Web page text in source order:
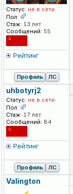
Статус: не в сети
Пол:
Стаж: 13 лет
Сообщений: 55
Рейтинг
Профиль ЛС
uhbotyrj2
Статус: не в сети
Пол:
Стаж: 17 лет
Сообщений: 84
Рейтинг
Профиль ЛС
Valington